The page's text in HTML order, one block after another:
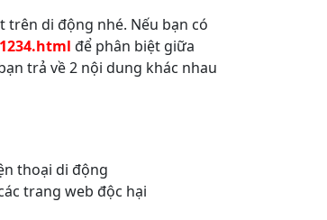
di động nhé. Nếu bạn có
để phân biệt giữa
trả về 2 nội dung khác nhau
thoại di động
trang web độc hại